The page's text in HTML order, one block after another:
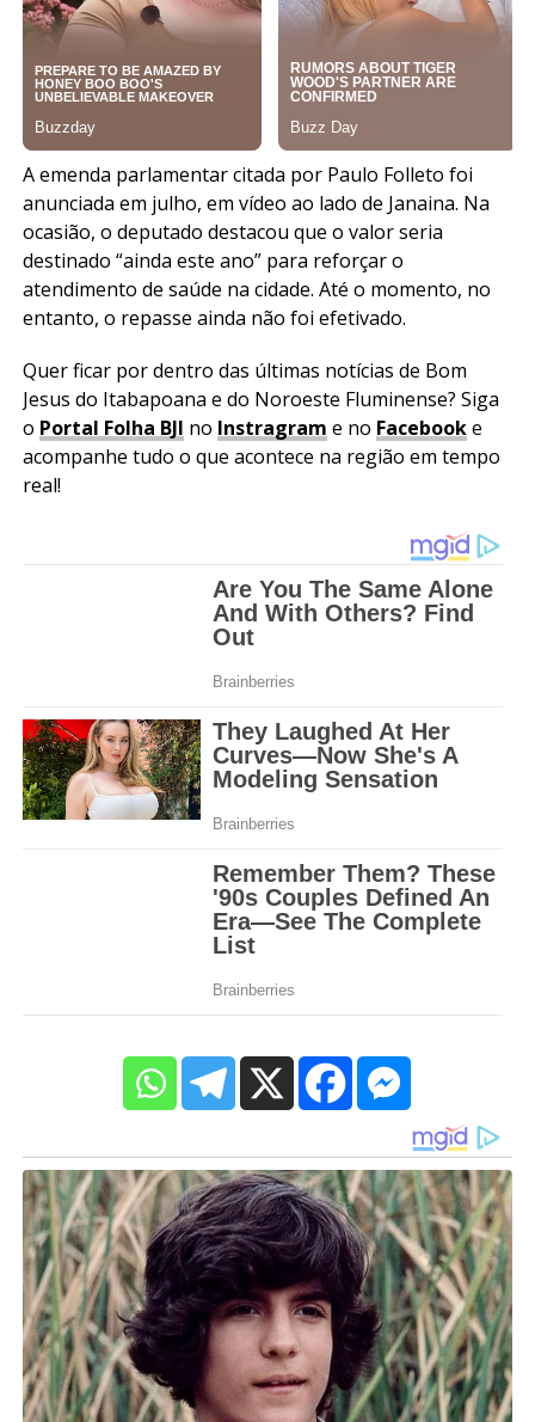
A emenda parlamentar citada por Paulo Folleto foi
anunciada em julho, em vídeo ao lado de Janaina. Na
ocasião, o deputado destacou que o valor seria
destinado “ainda este ano” para reforçar o
atendimento de saúde na cidade. Até o momento, no
entanto, o repasse ainda não foi efetivado.
Quer ficar por dentro das últimas notícias de Bom
Jesus do Itabapoana e do Noroeste Fluminense? Siga
o Portal Folha BJI no Instragram e no Facebooke
acompanhe tudo o que acontece na região em tempo
real!